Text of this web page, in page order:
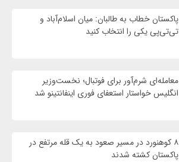
پاکستان خطاب به طالبان: میان اسلام‌آباد و
تی‌تی‌پی یکی را انتخاب کنید
معامله‌ای شرم‌آور برای فوتبال؛ نخست‌وزیر
انگلیس خواستار استعفای فوری اینفانتینو شد
۸ کوهنورد در مسیر صعود به یک قله مرتفع در
پاکستان کشته شدند